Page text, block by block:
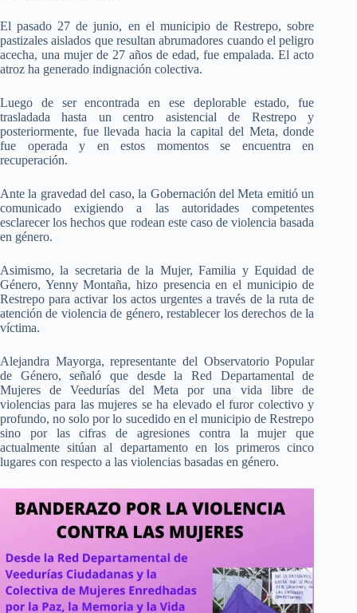
El pasado 27 de junio, en el municipio de Restrepo, sobre
pastizales aislados que resultan abrumadores cuando el peligro
acecha, una mujer de 27 años de edad, fue empalada. El acto
atroz ha generado indignación colectiva.
Luego de ser encontrada en ese deplorable estado, fue
trasladada hasta un centro asistencial de Restrepo y
posteriormente, fue llevada hacia la capital del Meta, donde
fue operada y en estos momentos se encuentra en
recuperación.
Ante la gravedad del caso, la Gobernación del Meta emitió un
comunicado exigiendo a las autoridades competentes
esclarecer los hechos que rodean este caso de violencia basada
en género.
Asimismo, la secretaria de la Mujer, Familia y Equidad de
Género, Yenny Montaña, hizo presencia en el municipio de
Restrepo para activar los actos urgentes a través de la ruta de
atención de violencia de género, restablecer los derechos de la
víctima.
Alejandra Mayorga, representante del Observatorio Popular
de Género, señaló que desde la Red Departamental de
Mujeres de Veedurías del Meta por una vida libre de
violencias para las mujeres se ha elevado el furor colectivo y
profundo, no solo por lo sucedido en el municipio de Restrepo
sino por las cifras de agresiones contra la mujer que
actualmente sitúan al departamento en los primeros cinco
lugares con respecto a las violencias basadas en género.